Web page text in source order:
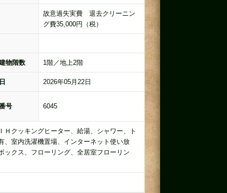
故意過失実費 退去クリーニン
グ費35,000円（税）
物階数 1階／地上2階
2026年05月22日
号 6045
クッキングヒーター、給湯、シャワー、ト
、室内洗濯機置場、インターネット使い放
ックス、フローリング、全居室フローリン